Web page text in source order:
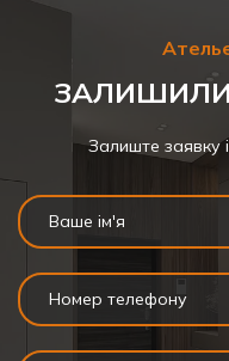
Залиште заявку